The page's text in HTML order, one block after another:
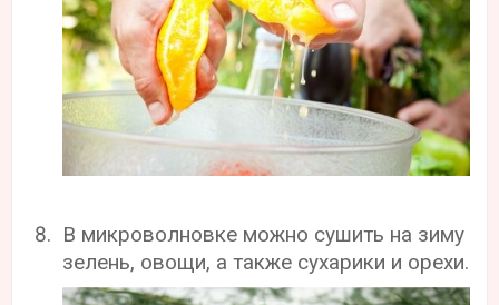
В микроволновке можно сушить на зиму
зелень, овощи, а также сухарики и орехи.